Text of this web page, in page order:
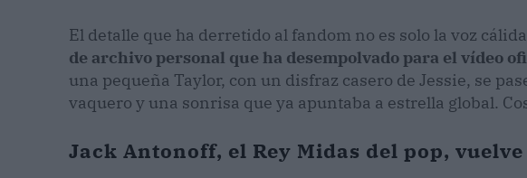
El detalle que ha derretido al fandom no es solo la voz
de archivo personal que ha desempolvado para el vídeo
una pequeña Taylor, con un disfraz casero de Jessie, se
vaquero y una sonrisa que ya apuntaba a estrella global.
Jack Antonoff, el Rey Midas del pop,